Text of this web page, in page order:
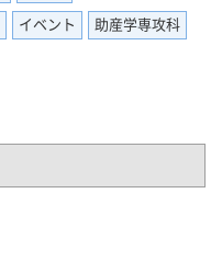
イベント 助産学専攻科